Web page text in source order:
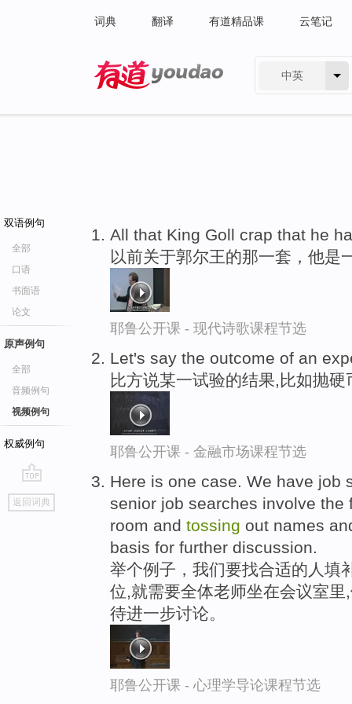
词典 翻译 有道精品课 云笔记
中英
双语例句
全部
口语
书面语
论文
原声例句
全部
音频例句
视频例句
权威例句
go
top
返回词典
All that King Goll crap that he
以前关于郭尔王的那一套，他是
耶鲁公开课 - 现代诗歌课程节选
Let's say the outcome of an
比方说某一试验的结果,比如抛硬
耶鲁公开课 - 金融市场课程节选
Here is one case. We have job
senior job searches involve
room and tossing out names
basis for further discussion.
举个例子，我们要找合适的人填
位,就需要全体老师坐在会议室
待进一步讨论。
耶鲁公开课 - 心理学导论课程节选